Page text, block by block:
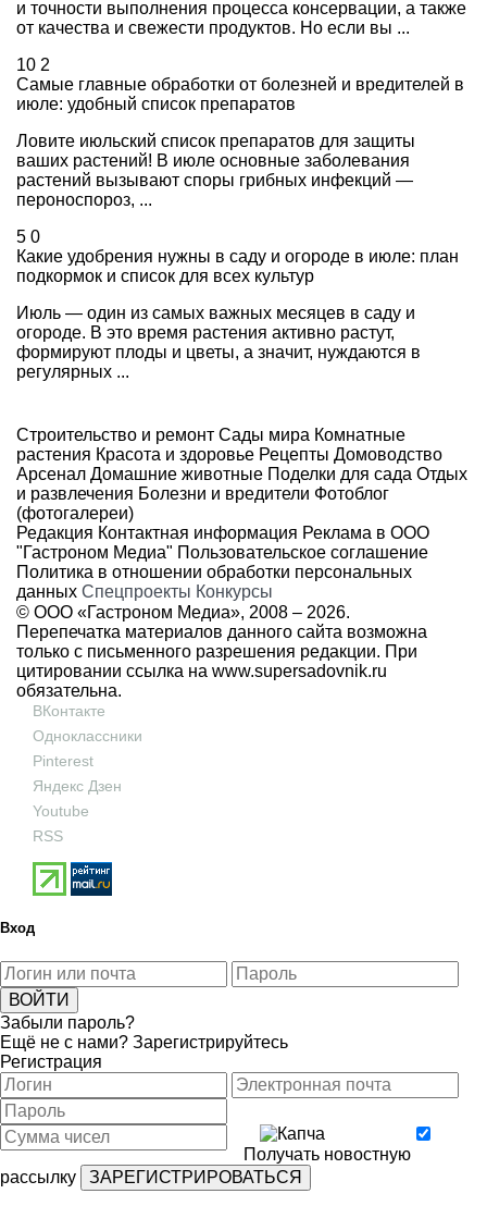
и точности выполнения процесса консервации, а также
от качества и свежести продуктов. Но если вы ...
10 2
Самые главные обработки от болезней и вредителей в
июле: удобный список препаратов
Ловите июльский список препаратов для защиты
ваших растений! В июле основные заболевания
растений вызывают споры грибных инфекций —
пероноспороз, ...
5 0
Какие удобрения нужны в саду и огороде в июле: план
подкормок и список для всех культур
Июль — один из самых важных месяцев в саду и
огороде. В это время растения активно растут,
формируют плоды и цветы, а значит, нуждаются в
регулярных ...
Строительство и ремонт Сады мира Комнатные
растения Красота и здоровье Рецепты Домоводство
Арсенал Домашние животные Поделки для сада Отдых
и развлечения Болезни и вредители Фотоблог
(фотогалереи)
Редакция Контактная информация Реклама в ООО
"Гастроном Медиа" Пользовательское соглашение
Политика в отношении обработки персональных
данных Спецпроекты Конкурсы
© ООО «Гастроном Медиа», 2008 – 2026.
Перепечатка материалов данного сайта возможна
только с письменного разрешения редакции. При
цитировании ссылка на www.supersadovnik.ru
обязательна.
ВКонтакте
Одноклассники
Pinterest
Яндекс Дзен
Youtube
RSS
Вход
Забыли пароль?
Ещё не с нами? Зарегистрируйтесь
Регистрация
Получать новостную
рассылку